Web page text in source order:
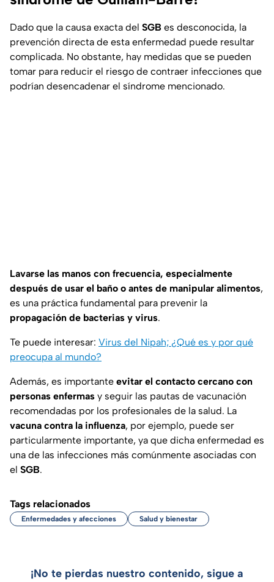
Dado que la causa exacta del SGB es desconocida, la
prevención directa de esta enfermedad puede resultar
complicada. No obstante, hay medidas que se pueden
tomar para reducir el riesgo de contraer infecciones que
podrían desencadenar el síndrome mencionado.
Lavarse las manos con frecuencia, especialmente
después de usar el baño o antes de manipular alimentos,
es una práctica fundamental para prevenir la
propagación de bacterias y virus.
Te puede interesar: Virus del Nipah; ¿Qué es y por qué
preocupa al mundo?
Además, es importante evitar el contacto cercano con
personas enfermas y seguir las pautas de vacunación
recomendadas por los profesionales de la salud. La
vacuna contra la influenza, por ejemplo, puede ser
particularmente importante, ya que dicha enfermedad es
una de las infecciones más comúnmente asociadas con
el SGB.
Tags relacionados
Enfermedades y afecciones Salud y bienestar
¡No te pierdas nuestro contenido, sigue a